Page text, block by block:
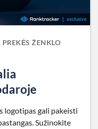
ŽENKLO
logotipas gali pakeisti
Sužinokite